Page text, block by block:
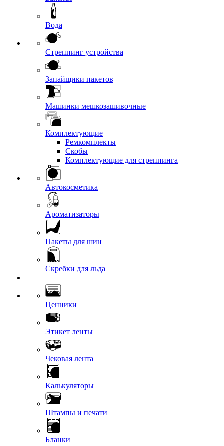
Вода
Стреппинг устройства
Запайщики пакетов
Машинки мешкозашивочные
Комплектующие
Ремкомплекты
Скобы
Комплектующие для стреппинга
Автокосметика
Ароматизаторы
Пакеты для шин
Скребки для льда
Ценники
Этикет ленты
Чековая лента
Калькуляторы
Штампы и печати
Бланки